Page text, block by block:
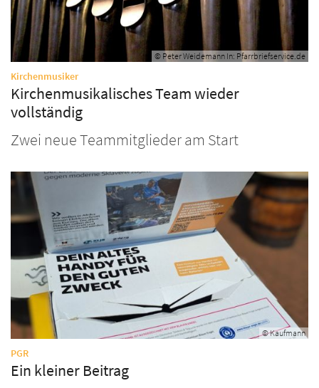
© Peter Weidemann In: Pfarrbriefservice.de
Kirchenmusiker:
Kirchenmusikalisches Team wieder
vollständig
Zwei neue Teammitglieder am Start
© Kaufmann
PGR:
Ein kleiner Beitrag